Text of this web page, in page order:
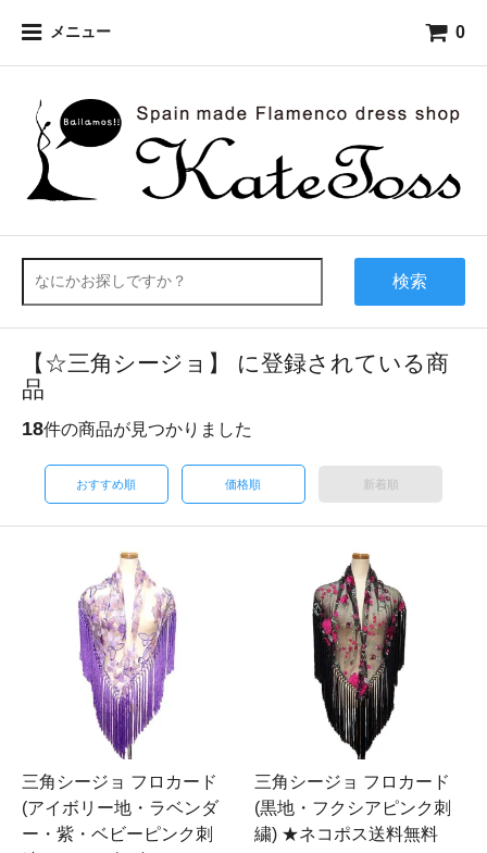
メニュー 0
検索
【☆三角シージョ】 に登録されている商
品
18件の商品が見つかりました
おすすめ順 価格順 新着順
三角シージョ フロカード
(アイボリー地・ラベンダ
ー・紫・ベビーピンク刺
三角シージョ フロカード
(黒地・フクシアピンク刺
繍) ★ネコポス送料無料